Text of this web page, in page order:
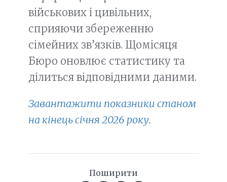
військових і цивільних,
сприяючи збереженню
сімейних зв’язків. Щомісяця
Бюро оновлює статистику та
ділиться відповідними даними.
Завантажити показники станом
на кінець січня 2026 року.
Поширити